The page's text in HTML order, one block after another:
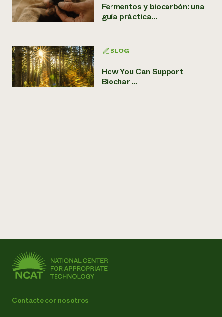
Fermentos y biocarbón: una
guía práctica...
BLOG
How You Can Support
Biochar ...
Contacte con nosotros